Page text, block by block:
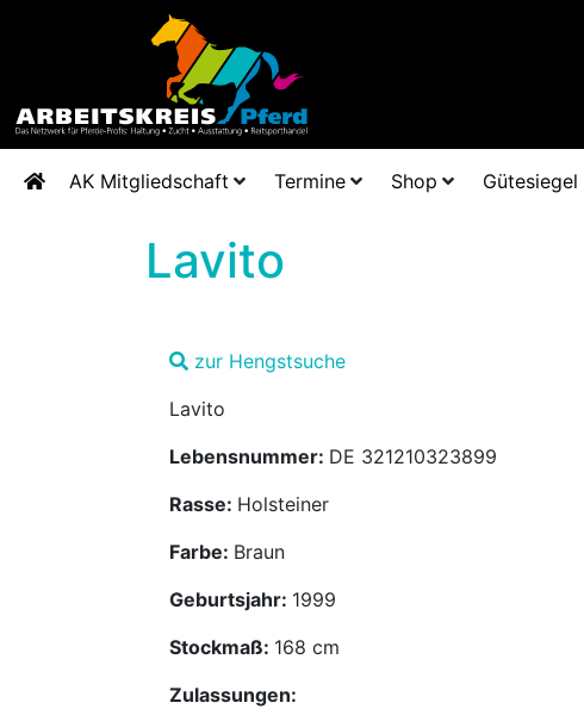
AK Mitgliedschaft Termine Shop Gütesiegel
Lavito
zur Hengstsuche
Lavito
Lebensnummer: DE 321210323899
Rasse: Holsteiner
Farbe: Braun
Geburtsjahr: 1999
Stockmaß: 168 cm
Zulassungen: